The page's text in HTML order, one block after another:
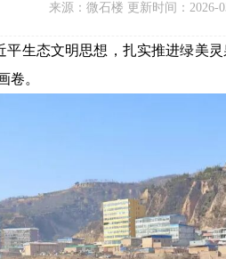
来源：微石楼 更新时间：2026-
生态文明思想，扎实推进绿美灵
卷。